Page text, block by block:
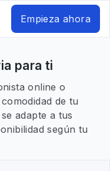
Empieza ahora
para ti
online o
de tu
adapte a tus
según tu